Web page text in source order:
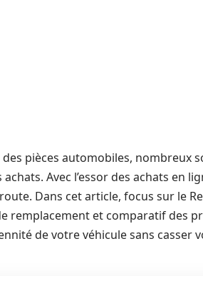
pièces automobiles, nombreux
Avec l’essor des achats en
Dans cet article, focus sur le
remplacement et comparatif des
de votre véhicule sans casser